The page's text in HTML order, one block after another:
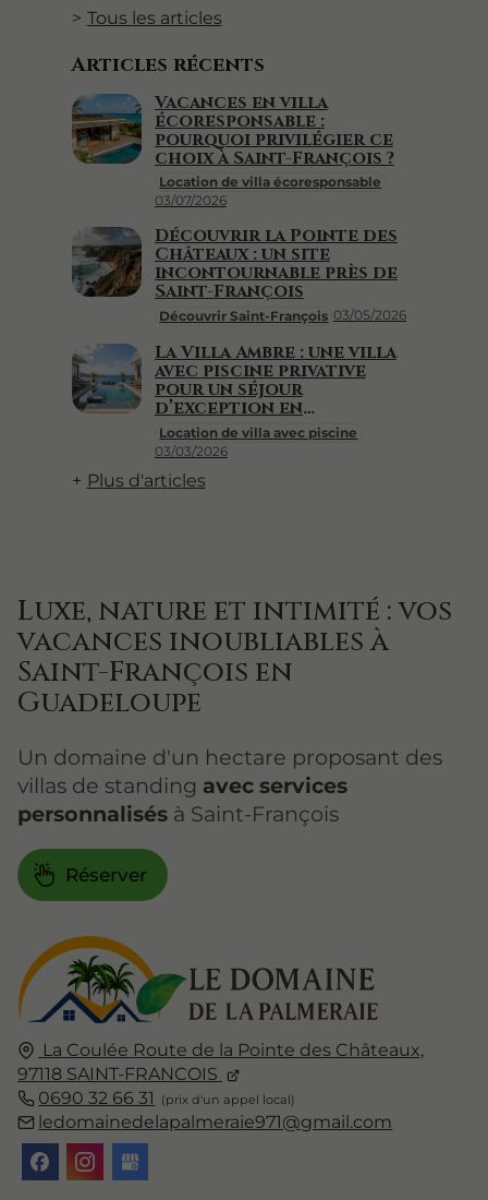
Tous les articles
Articles récents
Location de villa écoresponsable
03/07/2026
Vacances en villa
écoresponsable :
pourquoi privilégier ce
choix à Saint-François ?
Découvrir Saint-François 03/05/2026
Découvrir la Pointe des
Châteaux : un site
incontournable près de
Saint-François
Location de villa avec piscine
03/03/2026
La Villa Ambre : une villa
avec piscine privative
pour un séjour
d’exception en
Guadeloupe
Plus d'articles
La Coulée Route de la Pointe des Châteaux,
97118 SAINT-FRANCOIS
0690 32 66 31
ledomainedelapalmeraie971@gmail.com
Luxe, nature et intimité : vos
vacances inoubliables à
Saint-François en
Guadeloupe
Un domaine d'un hectare proposant des
villas de standing avec services
personnalisés à Saint-François
Réserver